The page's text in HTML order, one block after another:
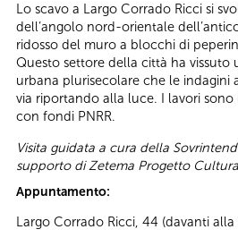
Lo scavo a Largo Corrado Ricci si
dell’angolo nord-orientale
ridosso del muro a blocchi di
Questo settore della città ha vissuto
urbana plurisecolare che le indagini
via riportando alla luce. I lavori
con fondi PNRR.
Visita guidata a cura della
supporto di Zetema Progetto Cultura
Appuntamento:
Largo Corrado Ricci, 44 (davanti